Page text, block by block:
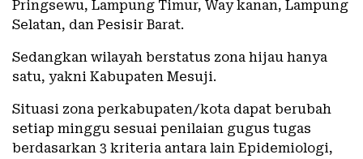
Pringsewu, Lampung Timur, Way kanan, Lampung
Selatan, dan Pesisir Barat.
Sedangkan wilayah berstatus zona hijau hanya
satu, yakni Kabupaten Mesuji.
Situasi zona perkabupaten/kota dapat berubah
setiap minggu sesuai penilaian gugus tugas
berdasarkan 3 kriteria antara lain Epidemiologi,